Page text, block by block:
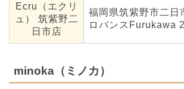
Ecru（エクリ
ュ） 筑紫野二
日市店
福岡県筑紫野市二日
ロバンスFurukawa
minoka（ミノカ）